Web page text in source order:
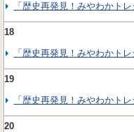
「歴史再発見！みやわかト
18
「歴史再発見！みやわかト
19
「歴史再発見！みやわかト
20